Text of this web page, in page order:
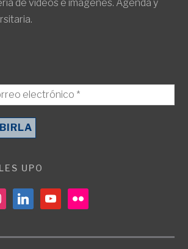
de vídeos e imágenes. Agenda y
UPO
linkedinyoutubeflickr